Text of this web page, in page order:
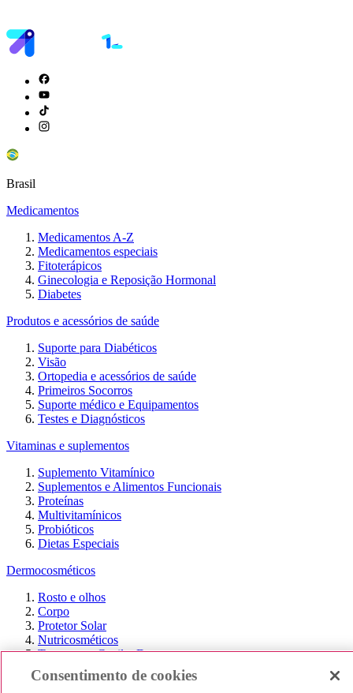
Brasil
Medicamentos
Medicamentos A-Z
Medicamentos especiais
Fitoterápicos
Ginecologia e Reposição Hormonal
Diabetes
Produtos e acessórios de saúde
Suporte para Diabéticos
Visão
Ortopedia e acessórios de saúde
Primeiros Socorros
Suporte médico e Equipamentos
Testes e Diagnósticos
Vitaminas e suplementos
Suplemento Vitamínico
Suplementos e Alimentos Funcionais
Proteínas
Multivitamínicos
Probióticos
Dietas Especiais
Dermocosméticos
Rosto e olhos
Corpo
Protetor Solar
Nutricosméticos
Tratamento Capilar Dermo
Anti-idade
Consentimento de cookies